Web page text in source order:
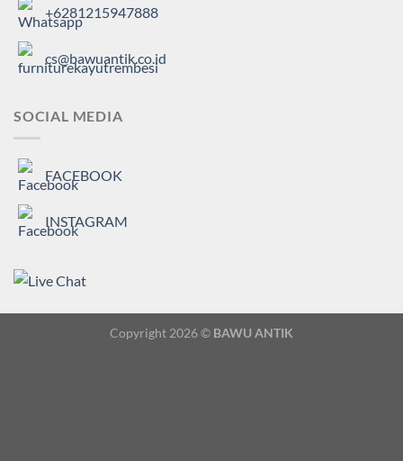
+6281215947888
cs@bawuantik.co.id
SOCIAL MEDIA
FACEBOOK
INSTAGRAM
Copyright 2026 © BAWU ANTIK